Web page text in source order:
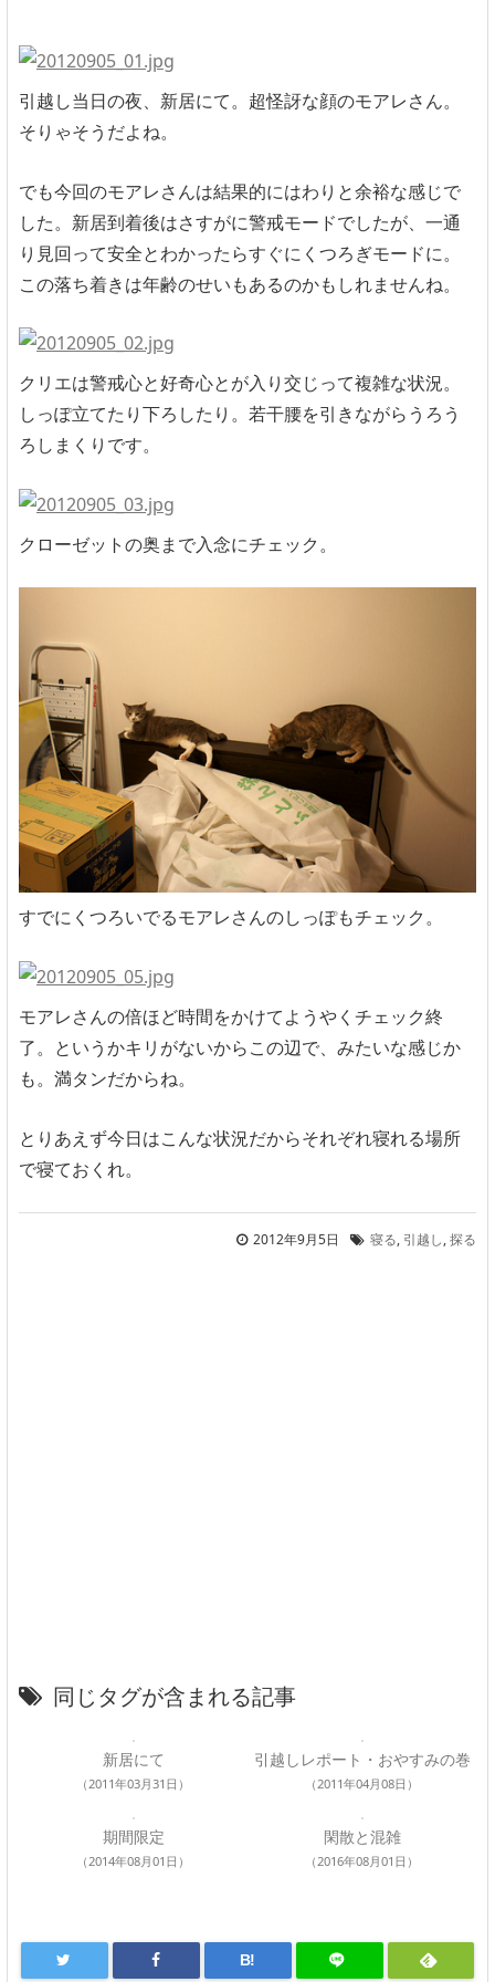
引越し当日の夜、新居にて。超怪訝な顔のモアレさん。
そりゃそうだよね。
でも今回のモアレさんは結果的にはわりと余裕な感じで
した。新居到着後はさすがに警戒モードでしたが、一通
り見回って安全とわかったらすぐにくつろぎモードに。
この落ち着きは年齢のせいもあるのかもしれませんね。
クリエは警戒心と好奇心とが入り交じって複雑な状況。
しっぽ立てたり下ろしたり。若干腰を引きながらうろう
ろしまくりです。
クローゼットの奥まで入念にチェック。
すでにくつろいでるモアレさんのしっぽもチェック。
モアレさんの倍ほど時間をかけてようやくチェック終
了。というかキリがないからこの辺で、みたいな感じか
も。満タンだからね。
とりあえず今日はこんな状況だからそれぞれ寝れる場所
で寝ておくれ。
2012年9月5日 寝る, 引越し,探る
同じタグが含まれる記事
新居にて
（2011年03月31日）
引越しレポート・おやすみの巻
（2011年04月08日）
期間限定
（2014年08月01日）
閑散と混雑
（2016年08月01日）
B!